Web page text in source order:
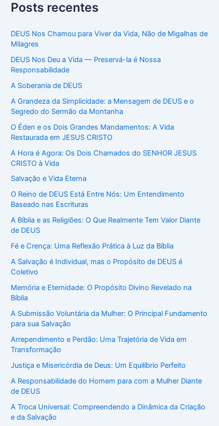
Posts recentes
DEUS Nos Chamou para Viver da Vida, Não de Migalhas de
Milagres
DEUS Nos Deu a Vida — Preservá-la é Nossa
Responsabilidade
A Soberania de DEUS
A Grandeza da Simplicidade: a Mensagem de DEUS e o
Segredo do Sermão da Montanha
O Éden e os Dois Grandes Mandamentos: A Vida
Restaurada em JESUS CRISTO
A Hora é Agora: Os Dois Chamados do SENHOR JESUS
CRISTO à Vida
Salvação e Vida Eterna
O Reino de DEUS Está Entre Nós: Um Entendimento
Baseado nas Escrituras
A Bíblia e as Religiões: O Que Realmente Tem Valor Diante
de DEUS
Fé e Crença: Uma Reflexão Prática à Luz da Bíblia
A Salvação é Individual, mas o Propósito de DEUS é
Coletivo
Memória e Eternidade: O Propósito Divino Revelado na
Bíblia
A Submissão Voluntária da Mulher: O Principal Fundamento
para sua Salvação
Arrependimento e Perdão: Uma Trajetória de Vida em
Transformação
Justiça e Misericórdia de Deus: Um Equilíbrio Perfeito
A Responsabilidade do Homem para com a Mulher Diante
de DEUS
A Troca Universal: Compreendendo a Dinâmica da Criação
e da Salvação